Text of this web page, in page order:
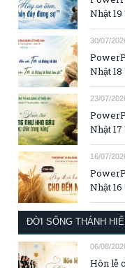
Nhật
30/07/
Nhật
23/07/
Nhật
16/07/
Nhật
ĐỜI SỐNG THÁNH
06/08/
Hôn lễ